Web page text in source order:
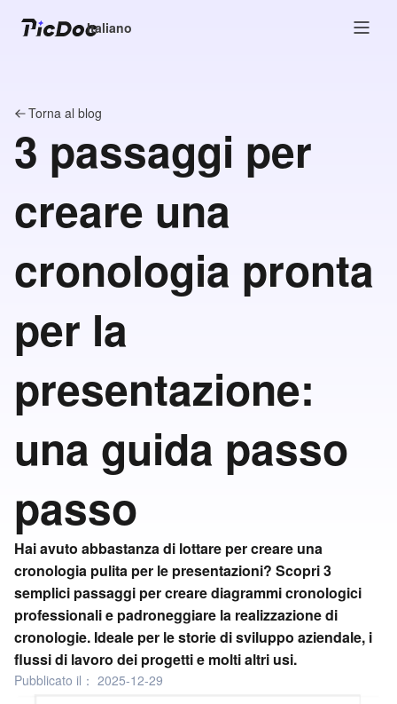
Italiano
Torna al blog
3 passaggi per
creare una
cronologia pronta
per la
presentazione:
una guida passo
passo
Hai avuto abbastanza di lottare per creare una
cronologia pulita per le presentazioni? Scopri 3
semplici passaggi per creare diagrammi cronologici
professionali e padroneggiare la realizzazione di
cronologie. Ideale per le storie di sviluppo aziendale, i
flussi di lavoro dei progetti e molti altri usi.
Pubblicato il： 2025-12-29